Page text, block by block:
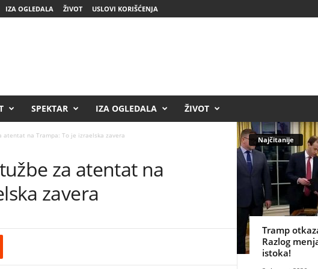
IZA OGLEDALA ŽIVOT USLOVI KORIŠĆENJA
SPEKTAR IZA OGLEDALA ŽIVOT
atentat na Trampa: To je izraelska zavera
za atentat na
zavera
Najčitanije
Tramp
Razlog
istoka!